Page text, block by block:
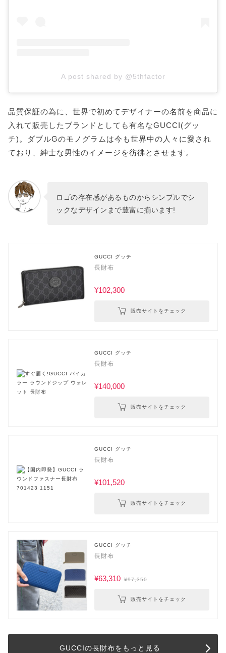
A post shared by @5thfactor
品質保証の為に、世界で初めてデザイナーの名前を商品に
入れて販売したブランドとしても有名なGUCCI(グッ
チ)。ダブルGのモノグラムは今も世界中の人々に愛され
ており、紳士な男性のイメージを彷彿とさせます。
ロゴの存在感があるものからシンプルでシ
ックなデザインまで豊富に揃います!
GUCCI グッチ
長財布
¥102,300
販売サイトをチェック
GUCCI グッチ
長財布
¥140,000
販売サイトをチェック
GUCCI グッチ
長財布
¥101,520
販売サイトをチェック
GUCCI グッチ
長財布
¥63,310 ¥97,350
販売サイトをチェック
GUCCIの長財布をもっと見る